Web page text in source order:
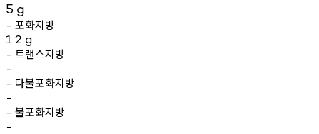
5 g
- 포화지방
1.2 g
- 트랜스지방
-
- 다불포화지방
-
- 불포화지방
-